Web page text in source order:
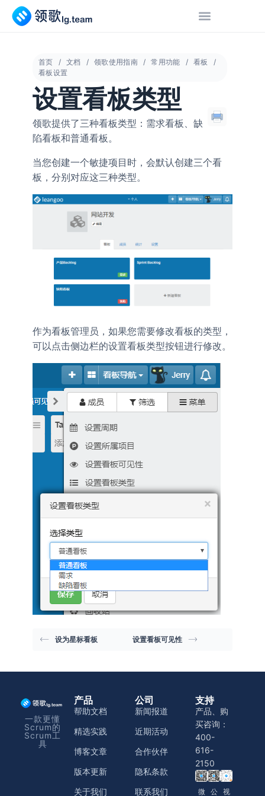
首页 文档 领歌使用指南 常用功能
看板
看板设置
设置看板类型
领歌提供了三种看板类型：需求看板、缺
陷看板和普通看板。
当您创建一个敏捷项目时，会默认创建三个看
板，分别对应这三种类型。
作为看板管理员，如果您需要修改看板的类型，
可以点击侧边栏的设置看板类型按钮进行修改。
设为星标看板 设置看板可见性
一款更懂
Scrum的
Scrum工
具
产品
帮助文档
精选实践
博客文章
版本更新
关于我们
公司
新闻报道
近期活动
合作伙伴
隐私条款
联系我们
支持
产品、购
买咨询：
400-
616-
2150
微 公 视